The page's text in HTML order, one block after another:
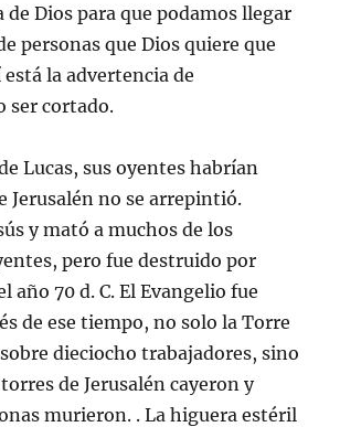
de Dios para que podamos llegar
personas que Dios quiere que
está la advertencia de
ser cortado.
Lucas, sus oyentes habrían
Jerusalén no se arrepintió.
y mató a muchos de los
pero fue destruido por
año 70 d. C. El Evangelio fue
de ese tiempo, no solo la Torre
dieciocho trabajadores, sino
de Jerusalén cayeron y
murieron. . La higuera estéril